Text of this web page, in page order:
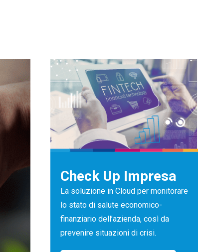
Check Up Impresa
La soluzione in Cloud per monitorare
lo stato di salute economico-
finanziario dell’azienda, così da
prevenire situazioni di crisi.